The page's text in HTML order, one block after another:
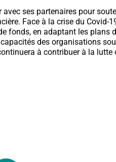
ses partenaires pour
Face à la crise du Covid-
fonds, en adaptant les plans
des organisations
à contribuer à la lutte